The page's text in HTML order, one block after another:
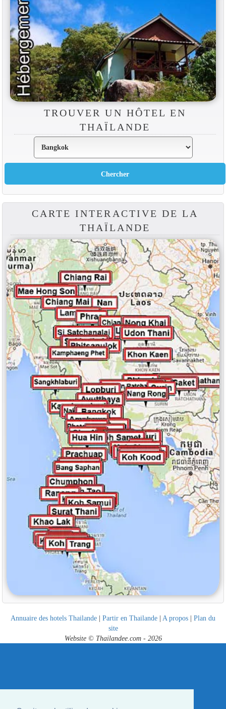
TROUVER UN HÔTEL EN
THAÏLANDE
CARTE INTERACTIVE DE LA
THAÏLANDE
Annuaire des hotels Thailande | Partir en Thailande | A propos | Plan du
site
Website © Thailandee.com - 2026